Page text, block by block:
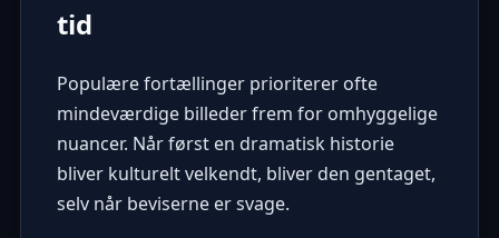
tid
Populære fortællinger prioriterer ofte
mindeværdige billeder frem for omhyggelige
nuancer. Når først en dramatisk historie
bliver kulturelt velkendt, bliver den gentaget,
selv når beviserne er svage.